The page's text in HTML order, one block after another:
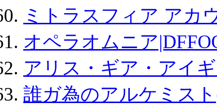
ミトラスフィア アカ
オペラオムニア
アリス・ギア・アイ
誰ガ為のアルケミス